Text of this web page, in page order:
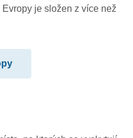
je složen z více než